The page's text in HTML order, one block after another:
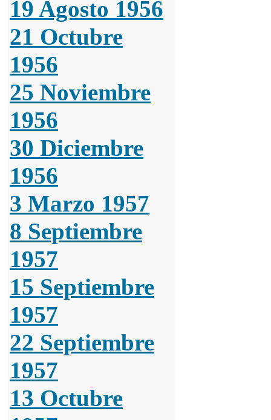
19 Agosto 1956
21 Octubre
1956
25 Noviembre
1956
30 Diciembre
1956
3 Marzo 1957
8 Septiembre
1957
15 Septiembre
1957
22 Septiembre
1957
13 Octubre